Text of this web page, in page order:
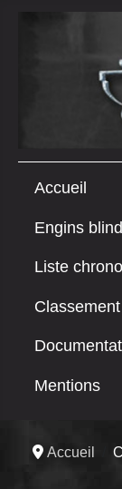
Accueil
Engins
Liste
Mentions
Accueil